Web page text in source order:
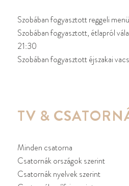
Szobában fogyasztott reggeli
Szobában fogyasztott, étlapról
21:30
Szobában fogyasztott éjszakai
TV &
Minden csatorna
Csatornák országok szerint
Csatornák nyelvek szerint